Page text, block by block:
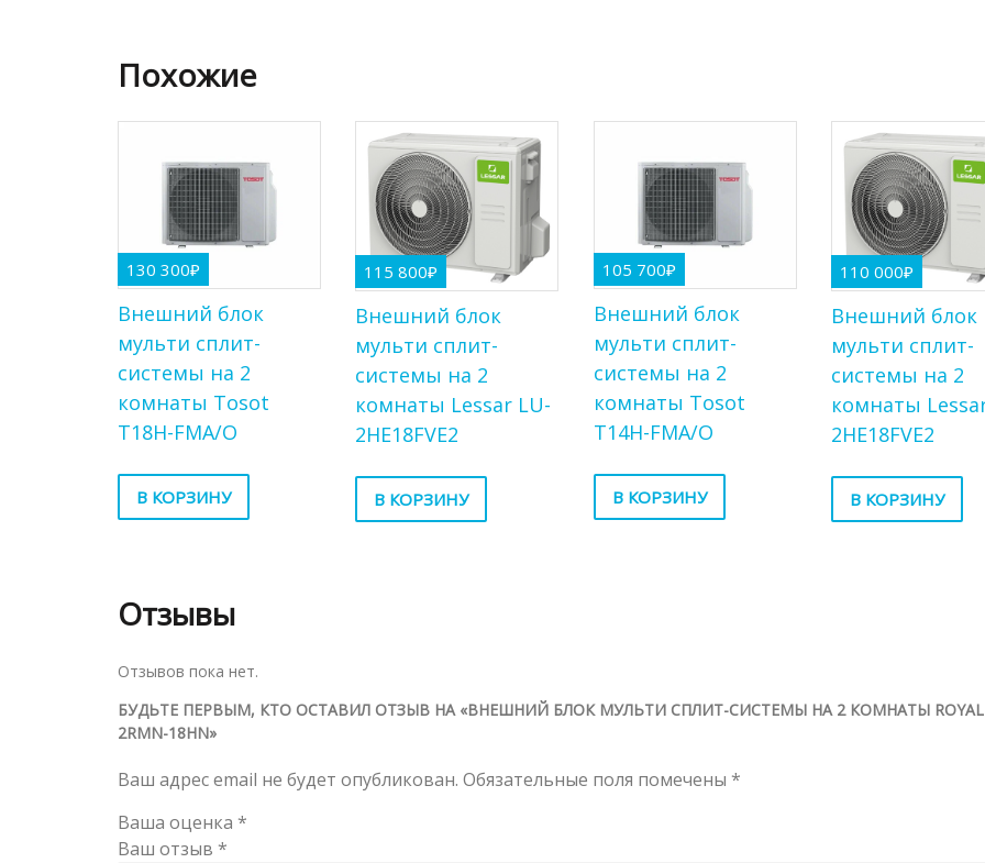
Похожие
130 300₽
Внешний блок
мульти сплит-
системы на 2
комнаты Tosot
T18H-FMA/O
В КОРЗИНУ
115 800₽
Внешний блок
мульти сплит-
системы на 2
комнаты Lessar LU-
2HE18FVE2
В КОРЗИНУ
105 700₽
Внешний блок
мульти сплит-
системы на 2
комнаты Tosot
T14H-FMA/O
В КОРЗИНУ
110 000₽
Внешний блок
мульти сплит-
системы на 2
комнаты
2HE18FVE2
В КОРЗИНУ
Отзывы
Отзывов пока нет.
БУДЬТЕ ПЕРВЫМ, КТО ОСТАВИЛ ОТЗЫВ НА «ВНЕШНИЙ БЛОК МУЛЬТИ СПЛИТ-СИСТЕМЫ НА 2 КОМНАТЫ ROYAL
2RMN-18HN»
Ваш адрес email не будет опубликован. Обязательные поля помечены *
Ваша оценка *
Ваш отзыв *